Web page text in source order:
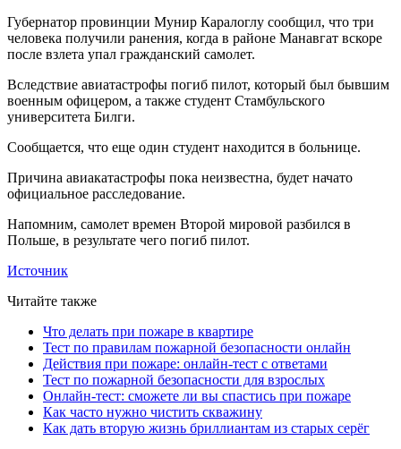
Губернатор провинции Мунир Каралоглу сообщил, что три
человека получили ранения, когда в районе Манавгат вскоре
после взлета упал гражданский самолет.
Вследствие авиатастрофы погиб пилот, который был бывшим
военным офицером, а также студент Стамбульского
университета Билги.
Сообщается, что еще один студент находится в больнице.
Причина авиакатастрофы пока неизвестна, будет начато
официальное расследование.
Напомним, самолет времен Второй мировой разбился в
Польше, в результате чего погиб пилот.
Источник
Читайте также
Что делать при пожаре в квартире
Тест по правилам пожарной безопасности онлайн
Действия при пожаре: онлайн-тест с ответами
Тест по пожарной безопасности для взрослых
Онлайн-тест: сможете ли вы спастись при пожаре
Как часто нужно чистить скважину
Как дать вторую жизнь бриллиантам из старых серёг